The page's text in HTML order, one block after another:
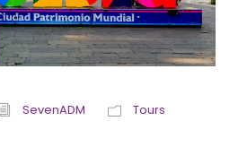
SevenADM Tours